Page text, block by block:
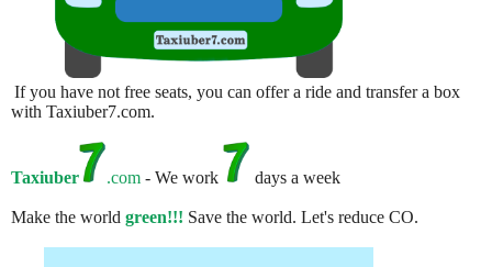
If you have not free seats, you can offer a ride and transfer a box
with Taxiuber7.com.
Taxiuber .com - We work days a week
Make the world green!!! Save the world. Let's reduce CO.